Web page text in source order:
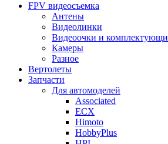
FPV видеосъемка
Антены
Видеолинки
Видеоочки и
Камеры
Разное
Вертолеты
Запчасти
Для автомоделей
Associated
ECX
Himoto
HobbyPlus